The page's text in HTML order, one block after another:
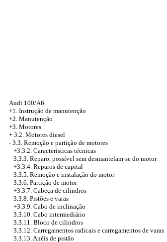
Audi 100/A6
+1. Instrução de manutenção
+2. Manutenção
+3. Motores
+ 3.2. Motores diesel
- 3.3. Remoção e partição de motores
+3.3.2. Características técnicas
3.3.3. Reparo, possível sem desmantelam-se do motor
+3.3.4. Reparos de capital
3.3.5. Remoção e instalação do motor
3.3.6. Partição de motor
+3.3.7. Cabeça de cilindros
3.3.8. Pistões e varas
+3.3.9. Cabo de inclinação
3.3.10. Cabo intermediário
3.3.11. Bloco de cilindros
3.3.12. Carregamentos radicais e carregamentos de varas
3.3.13. Anéis de pistão